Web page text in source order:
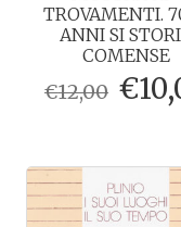
TROVAMENTI.
ANNI SI
COMENSE
€12,00 Il
era:
€